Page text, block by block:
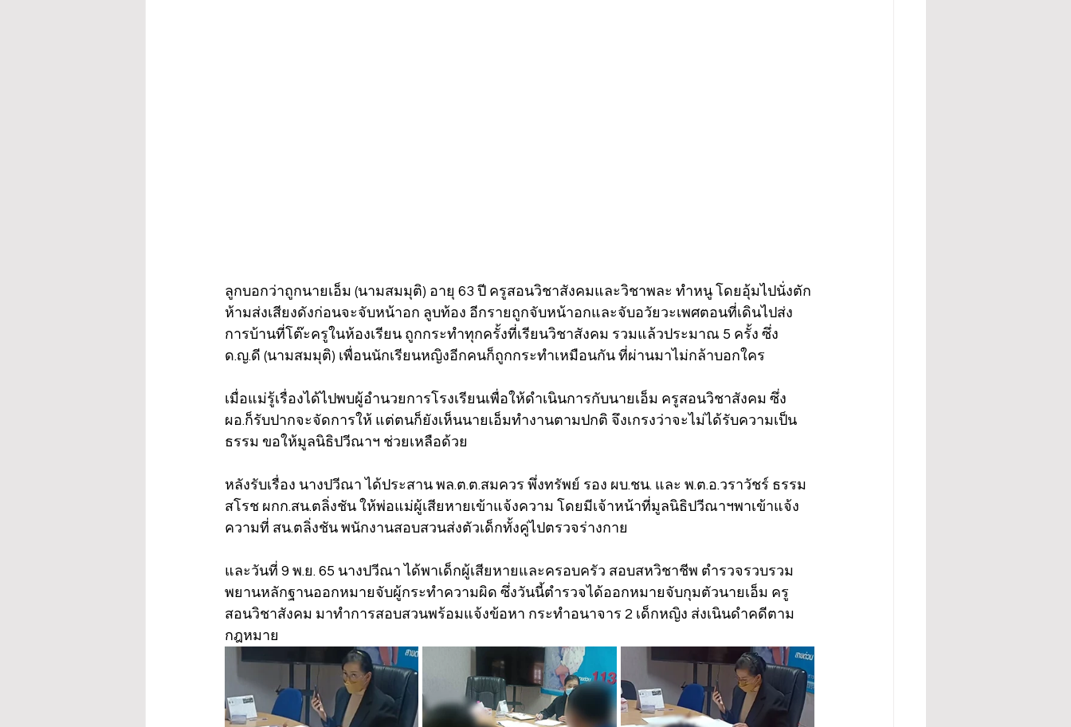
ลูกบอกว่าถูกนายเอ็ม (นามสมมุติ) อายุ 63 ปี ครูสอนวิชาสังคมและวิชาพละ ทำหนู โดยอุ้มไปนั่งตัก
ห้ามส่งเสียงดังก่อนจะจับหน้าอก ลูบท้อง อีกรายถูกจับหน้าอกและจับอวัยวะเพศตอนที่เดินไปส่ง
การบ้านที่โต๊ะครูในห้องเรียน ถูกกระทำทุกครั้งที่เรียนวิชาสังคม รวมแล้วประมาณ 5 ครั้ง ซึ่ง
ด.ญ.ดี (นามสมมุติ) เพื่อนนักเรียนหญิงอีกคนก็ถูกกระทำเหมือนกัน ที่ผ่านมาไม่กล้าบอกใคร
เมื่อแม่รู้เรื่องได้ไปพบผู้อำนวยการโรงเรียนเพื่อให้ดำเนินการกับนายเอ็ม ครูสอนวิชาสังคม ซึ่ง
ผอ.ก็รับปากจะจัดการให้ แต่ตนก็ยังเห็นนายเอ็มทำงานตามปกติ จึงเกรงว่าจะไม่ได้รับความเป็น
ธรรม ขอให้มูลนิธิปวีณาฯ ช่วยเหลือด้วย
หลังรับเรื่อง นางปวีณา ได้ประสาน พล.ต.ต.สมควร พึ่งทรัพย์ รอง ผบ.ชน. และ พ.ต.อ.วราวัชร์ ธรรม
สโรช ผกก.สน.ตลิ่งชัน ให้พ่อแม่ผู้เสียหายเข้าแจ้งความ โดยมีเจ้าหน้าที่มูลนิธิปวีณาฯพาเข้าแจ้ง
ความที่ สน.ตลิ่งชัน พนักงานสอบสวนส่งตัวเด็กทั้งคู่ไปตรวจร่างกาย
และวันที่ 9 พ.ย. 65 นางปวีณา ได้พาเด็กผู้เสียหายและครอบครัว สอบสหวิชาชีพ ตำรวจรวบรวม
พยานหลักฐานออกหมายจับผู้กระทำความผิด ซึ่งวันนี้ตำรวจได้ออกหมายจับกุมตัวนายเอ็ม ครู
สอนวิชาสังคม มาทำการสอบสวนพร้อมแจ้งข้อหา กระทำอนาจาร 2 เด็กหญิง ส่งเนินดำคดีตาม
กฎหมาย